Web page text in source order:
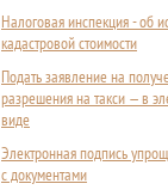
Налоговая инспекция - об
кадастровой стоимости
Подать заявление на
разрешения на такси — в
виде
Электронная подпись
с документами